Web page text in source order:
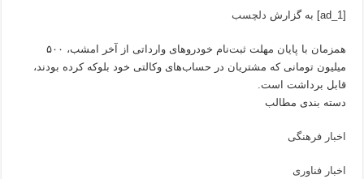
[ad_1] به گزارش دلچسب
همزمان با پایان مهلت ثبت‌نام خودروهای وارداتی از آخر امشب، ۵۰۰
میلیون تومانی که مشتریان در حساب‌های وکالتی خود بلوکه کرده بودند،
قابل برداشت است.
دسته بندی مطالب
اخبار فرهنگی
اخبار فناوری